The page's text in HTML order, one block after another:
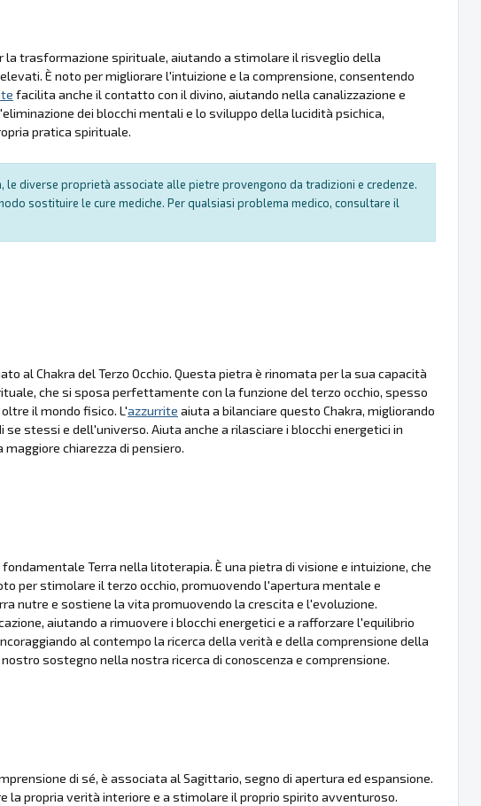
trasformazione spirituale, aiutando a stimolare il risveglio della
È noto per migliorare l'intuizione e la comprensione, consentendo
facilita anche il contatto con il divino, aiutando nella canalizzazione e
dei blocchi mentali e lo sviluppo della lucidità psichica,
pratica spirituale.
diverse proprietà associate alle pietre provengono da tradizioni e credenze.
sostituire le cure mediche. Per qualsiasi problema medico, consultare il
al Chakra del Terzo Occhio. Questa pietra è rinomata per la sua capacità
che si sposa perfettamente con la funzione del terzo occhio, spesso
il mondo fisico. L'azzurrite aiuta a bilanciare questo Chakra, migliorando
stessi e dell'universo. Aiuta anche a rilasciare i blocchi energetici in
chiarezza di pensiero.
Terra nella litoterapia. È una pietra di visione e intuizione, che
per stimolare il terzo occhio, promuovendo l'apertura mentale e
nutre e sostiene la vita promuovendo la crescita e l'evoluzione.
aiutando a rimuovere i blocchi energetici e a rafforzare l'equilibrio
al contempo la ricerca della verità e della comprensione della
sostegno nella nostra ricerca di conoscenza e comprensione.
di sé, è associata al Sagittario, segno di apertura ed espansione.
la propria verità interiore e a stimolare il proprio spirito avventuroso.